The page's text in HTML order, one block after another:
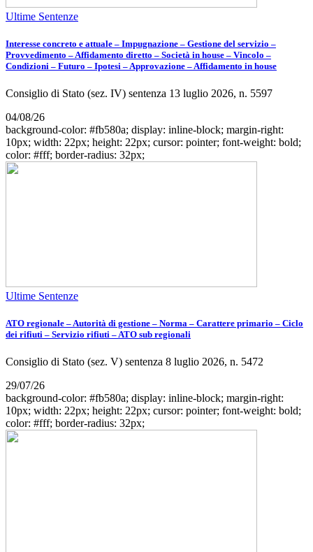
Ultime Sentenze
Interesse concreto e attuale – Impugnazione – Gestione del servizio –
Provvedimento – Affidamento diretto – Società in house – Vincolo –
Condizioni – Futuro – Ipotesi – Approvazione – Affidamento in house
Consiglio di Stato (sez. IV) sentenza 13 luglio 2026, n. 5597
04/08/26
background-color: #fb580a; display: inline-block; margin-right:
10px; width: 22px; height: 22px; cursor: pointer; font-weight: bold;
color: #fff; border-radius: 32px;
Ultime Sentenze
ATO regionale – Autorità di gestione – Norma – Carattere primario – Ciclo
dei rifiuti – Servizio rifiuti – ATO sub regionali
Consiglio di Stato (sez. V) sentenza 8 luglio 2026, n. 5472
29/07/26
background-color: #fb580a; display: inline-block; margin-right:
10px; width: 22px; height: 22px; cursor: pointer; font-weight: bold;
color: #fff; border-radius: 32px;